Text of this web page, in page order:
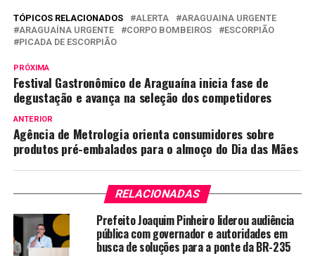
TÓPICOS RELACIONADOS ALERTA
ARAGUAINA URGENTE
ARAGUAÍNA URGENTE
CORPO BOMBEIROS
ESCORPIÃO
PICADA DE ESCORPIÃO
PRÓXIMA
Festival Gastronômico de Araguaína inicia fase de
degustação e avança na seleção dos competidores
ANTERIOR
Agência de Metrologia orienta consumidores sobre
produtos pré-embalados para o almoço do Dia das Mães
RELACIONADAS
Prefeito Joaquim Pinheiro liderou audiência
pública com governador e autoridades em
busca de soluções para a ponte da BR-235